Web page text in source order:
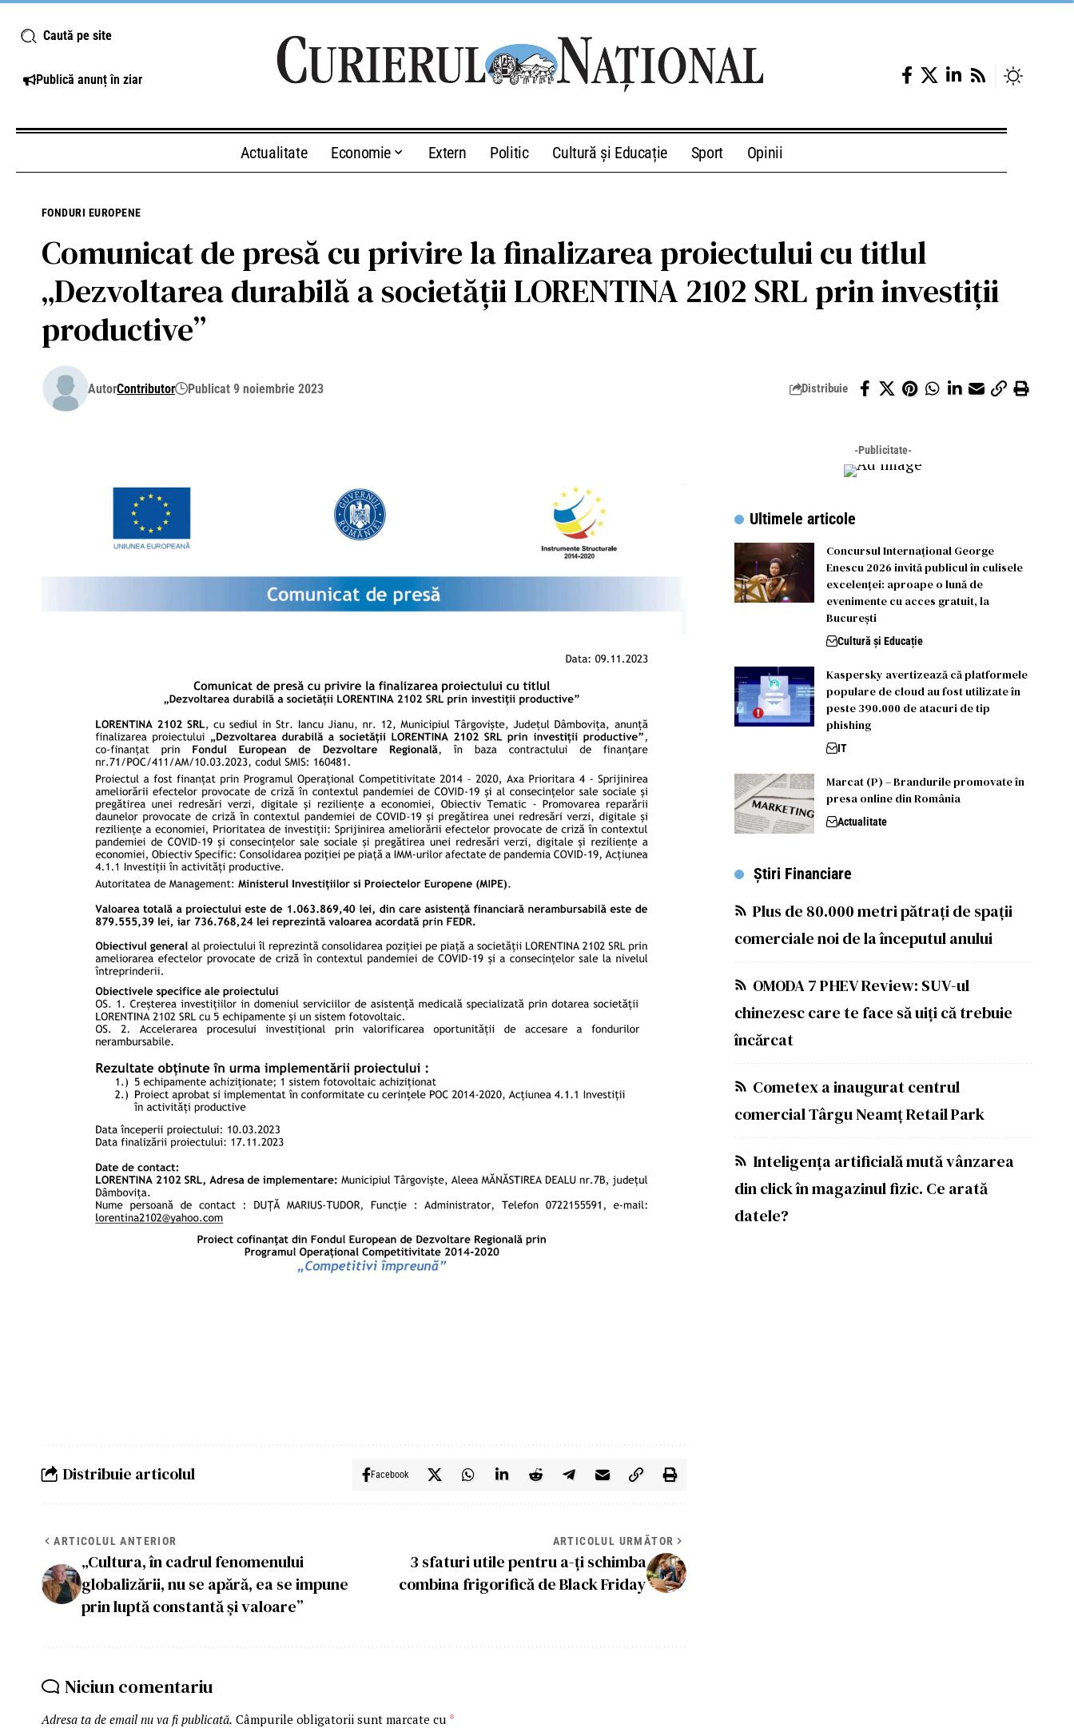
Caută pe site
Publică anunț în ziar
Actualitate Economie Extern Politic Cultură și Educație Sport Opinii
FONDURI EUROPENE
Comunicat de presă cu privire la finalizarea proiectului cu titlul
„Dezvoltarea durabilă a societății LORENTINA 2102 SRL prin investiții
productive”
AutorContributor Publicat 9 noiembrie 2023 Distribuie
Distribuie articolul Facebook
ARTICOLUL ANTERIOR
„Cultura, în cadrul fenomenului
globalizării, nu se apără, ea se impune
prin luptă constantă și valoare”
ARTICOLUL URMĂTOR
3 sfaturi utile pentru a-ţi schimba
combina frigorifică de Black Friday
Niciun comentariu
Adresa ta de email nu va fi publicată. Câmpurile obligatorii sunt marcate cu *
-Publicitate-
Ultimele articole
Concursul Internațional George
Enescu 2026 invită publicul în culisele
excelenței: aproape o lună de
evenimente cu acces gratuit, la
București
Cultură și Educație
Kaspersky avertizează că platformele
populare de cloud au fost utilizate în
peste 390.000 de atacuri de tip
phishing
IT
Marcat (P) – Brandurile promovate în
presa online din România
Actualitate
Știri Financiare
Plus de 80.000 metri pătrați de spații
comerciale noi de la începutul anului
OMODA 7 PHEV Review: SUV-ul
chinezesc care te face să uiți că trebuie
încărcat
Cometex a inaugurat centrul
comercial Târgu Neamț Retail Park
Inteligența artificială mută vânzarea
din click în magazinul fizic. Ce arată
datele?